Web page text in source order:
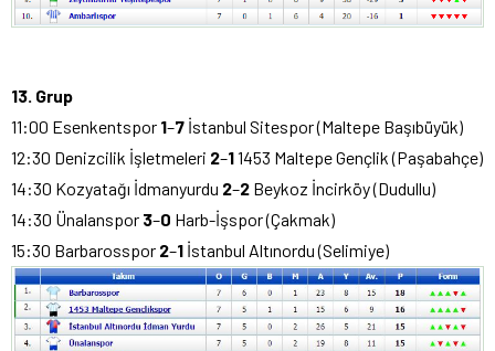
13. Grup
11:00 Esenkentspor 1–7 İstanbul Sitespor (Maltepe Başıbüyük)
12:30 Denizcilik İşletmeleri 2–11453 Maltepe Gençlik (Paşabahçe)
14:30 Kozyatağı İdmanyurdu 2–2 Beykoz İncirköy (Dudullu)
14:30 Ünalanspor 3–0 Harb-İşspor (Çakmak)
15:30 Barbarosspor 2–1 İstanbul Altınordu (Selimiye)